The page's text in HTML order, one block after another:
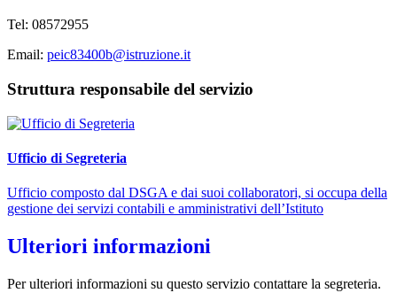
Tel: 08572955
Email: peic83400b@istruzione.it
Struttura responsabile del servizio
Ufficio di Segreteria
Ufficio composto dal DSGA e dai suoi collaboratori, si occupa della
gestione dei servizi contabili e amministrativi dell’Istituto
Ulteriori informazioni
Per ulteriori informazioni su questo servizio contattare la segreteria.